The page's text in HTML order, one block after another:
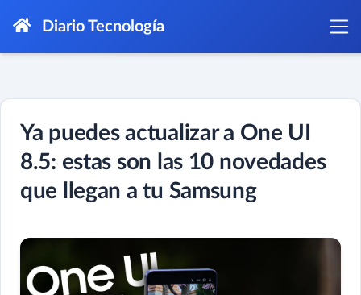
Diario Tecnología
Ya puedes actualizar a One UI
8.5: estas son las 10 novedades
que llegan a tu Samsung